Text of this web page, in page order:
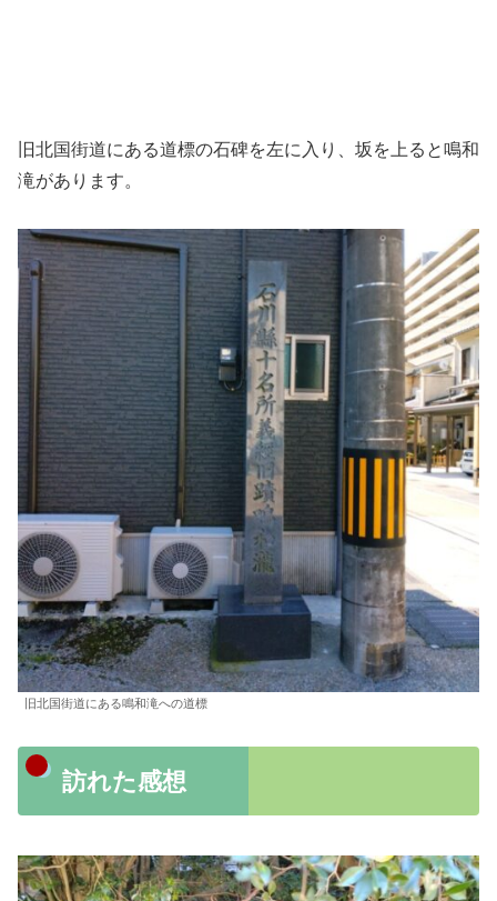
旧北国街道にある道標の石碑を左に入り、坂を上ると鳴和
滝があります。
旧北国街道にある鳴和滝への道標
訪れた感想